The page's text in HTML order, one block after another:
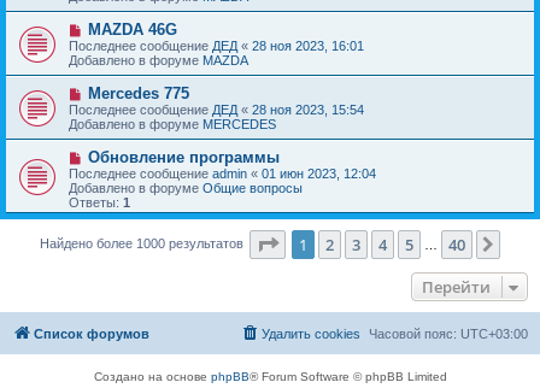
и
е
б
щ
е
н
и
е
о
е
с
о
о
б
щ
е
н
и
е
Н
о
в
о
е
с
о
о
б
щ
е
н
и
е
MAZDA 46G
Последнее сообщение ДЕД « 28 ноя 2023, 16:01
Добавлено в форуме MAZDA
Н
о
в
о
с
о
о
б
щ
н
Mercedes 775
Последнее сообщение ДЕД « 28 ноя 2023, 15:54
Добавлено в форуме MERCEDES
Н
о
в
о
е
о
н
е
Обновление программы
Последнее сообщение admin « 01 июн 2023, 12:04
Добавлено в форуме Общие вопросы
Ответы: 1
Найдено более 1000 результатов Страница из 40
1 2 3 4 5 40
Перейти
Список форумов Часовой пояс: UTC+03:00
Удалить cookies
Создано на основе phpBB® Forum Software © phpBB Limited